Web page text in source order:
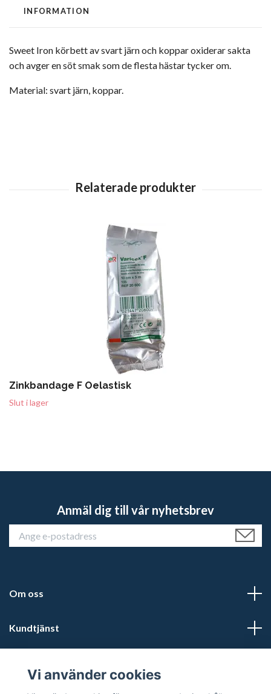
INFORMATION
Sweet Iron körbett av svart järn och koppar oxiderar sakta
och avger en söt smak som de flesta hästar tycker om.
Material: svart järn, koppar.
Zinkbandage F Oelastisk
Slut i lager
Anmäl dig till vår nyhetsbrev
Om oss
Kundtjänst
Vi använder cookies